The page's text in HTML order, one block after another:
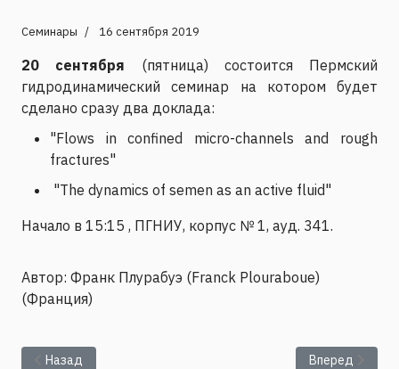
Семинары 16 сентября 2019
20 сентября (пятница) состоится Пермский
гидродинамический семинар на котором будет
сделано сразу два доклада:
"Flows in confined micro-channels and rough
fractures"
"The dynamics of semen as an active fluid"
Начало в 15:15 , ПГНИУ, корпус № 1, ауд. 341.
Автор: Франк Плурабуэ (Franck Plouraboue)
(Франция)
Предыдущий: Представление диссертации Струнгарь
Назад Следующий:
Вперед